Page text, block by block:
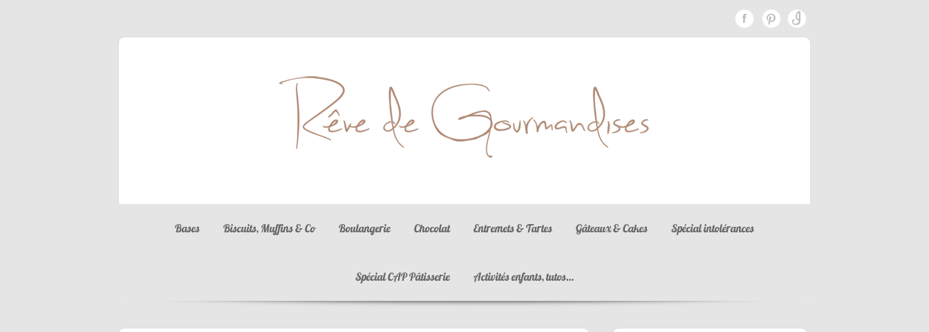
Bases Biscuits, Muffins & Co Boulangerie Chocolat Entremets & Tartes Gâteaux & Cakes Spécial intolérances
Spécial CAP Pâtisserie Activités enfants, tutos…